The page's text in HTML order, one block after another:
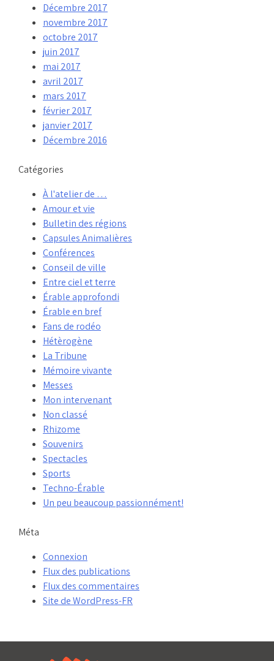
Décembre 2017
novembre 2017
octobre 2017
juin 2017
mai 2017
avril 2017
mars 2017
février 2017
janvier 2017
Décembre 2016
Catégories
À l'atelier de …
Amour et vie
Bulletin des régions
Capsules Animalières
Conférences
Conseil de ville
Entre ciel et terre
Érable approfondi
Érable en bref
Fans de rodéo
Hétèrogène
La Tribune
Mémoire vivante
Messes
Mon intervenant
Non classé
Rhizome
Souvenirs
Spectacles
Sports
Techno-Érable
Un peu beaucoup passionnément!
Méta
Connexion
Flux des publications
Flux des commentaires
Site de WordPress-FR